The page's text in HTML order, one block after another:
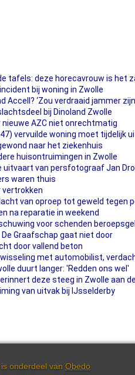
tafels: deze horecavrouw is het
bij woning in Zwolle
Accell? ‘Zou verdraaid jammer
bij Dinoland Zwolle
nieuwe AZC niet onrechtmatig
vervuilde woning moet tijdelijk
naar het ziekenhuis
huisontruimingen in Zwolle
uitvaart van persfotograaf Jan
waren thuis
vertrokken
van oproep tot geweld tegen
na reparatie in weekend
voor schenden
Graafschap gaat niet door
door vallend beton
met automobilist,
duurt langer: 'Redden ons wel'
deze steeg in Zwolle aan
van uitvak bij IJsselderby
onderdeel van Obedo